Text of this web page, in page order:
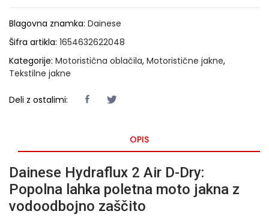
Blagovna znamka: Dainese
Šifra artikla: 1654632622048
Kategorije: Motoristična oblačila, Motoristične jakne,
Tekstilne jakne
Deli z ostalimi:
OPIS
Dainese Hydraflux 2 Air D-Dry:
Popolna lahka poletna moto jakna z
vodoodbojno zaščito